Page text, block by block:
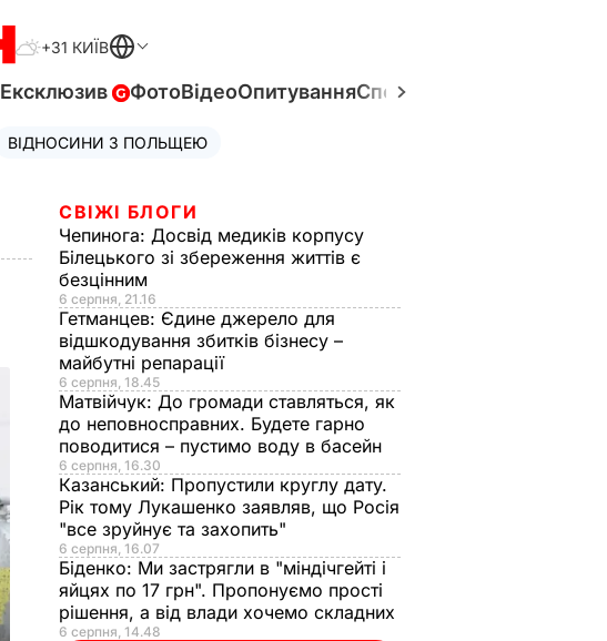
+31 КИЇВ
Ексклюзив ФотоВідеоОпитуванняСпецпроєкти
ВІДНОСИНИ З ПОЛЬЩЕЮ
СВІЖІ БЛОГИ
Чепинога: Досвід медиків корпусу
Білецького зі збереження життів є
безцінним
6 серпня, 21.16
Гетманцев: Єдине джерело для
відшкодування збитків бізнесу –
майбутні репарації
6 серпня, 18.45
Матвійчук: До громади ставляться, як
до неповносправних. Будете гарно
поводитися – пустимо воду в басейн
6 серпня, 16.30
Казанський: Пропустили круглу дату.
Рік тому Лукашенко заявляв, що Росія
"все зруйнує та захопить"
6 серпня, 16.07
Біденко: Ми застрягли в "міндічгейті і
яйцях по 17 грн". Пропонуємо прості
рішення, а від влади хочемо складних
6 серпня, 14.48